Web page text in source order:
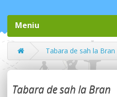
Meniu
Tabara de sah la Bran
Tabara de sah la Bran